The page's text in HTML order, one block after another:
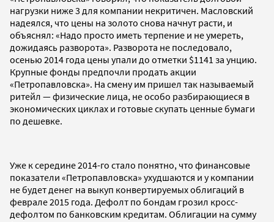
нагрузки ниже 3 для компании некритичен. Масловский
надеялся, что цены на золото снова начнут расти, и
объяснял: «Надо просто иметь терпение и не умереть,
дожидаясь разворота». Разворота не последовало,
осенью 2014 года цены упали до отметки $1141 за унцию.
Крупные фонды предпочли продать акции
«Петропавловска». На смену им пришел так называемый
ритейл — физические лица, не особо разбирающиеся в
экономических циклах и готовые скупать ценные бумаги
по дешевке.
Уже к середине 2014-го стало понятно, что финансовые
показатели «Петропавловска» ухудшаются и у компании
не будет денег на выкуп конвертируемых облигаций в
феврале 2015 года. Дефолт по бондам грозил кросс-
дефолтом по банковским кредитам. Облигации на сумму